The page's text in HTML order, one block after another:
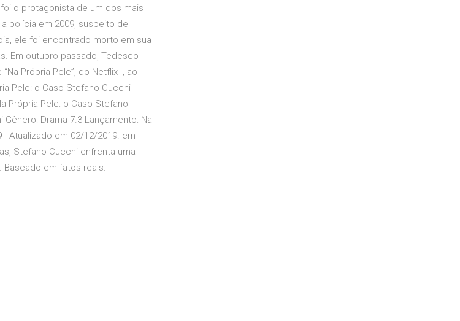
o protagonista de um dos mais
polícia em 2009, suspeito de
ele foi encontrado morto em sua
Em outubro passado, Tedesco
Própria Pele”, do Netflix -, ao
Pele: o Caso Stefano Cucchi
Própria Pele: o Caso Stefano
Drama 7.3 Lançamento: Na
Atualizado em 02/12/2019. em
Stefano Cucchi enfrenta uma
Baseado em fatos reais.